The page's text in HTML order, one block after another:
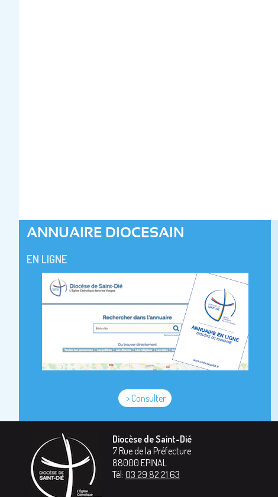
ANNUAIRE DIOCESAIN
EN LIGNE
> Consulter
Diocèse de Saint-Dié
7 Rue de la Préfecture
88000 EPINAL
Tél: 03 29 82 21 63